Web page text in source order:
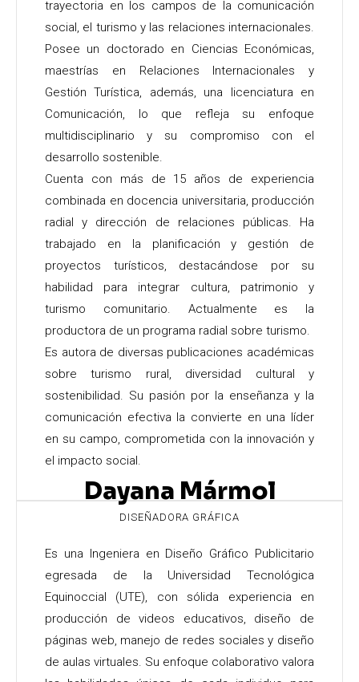
trayectoria en los campos de la comunicación
social, el turismo y las relaciones internacionales.
Posee un doctorado en Ciencias Económicas,
maestrías en Relaciones Internacionales y
Gestión Turística, además, una licenciatura en
Comunicación, lo que refleja su enfoque
multidisciplinario y su compromiso con el
desarrollo sostenible.
Cuenta con más de 15 años de experiencia
combinada en docencia universitaria, producción
radial y dirección de relaciones públicas. Ha
trabajado en la planificación y gestión de
proyectos turísticos, destacándose por su
habilidad para integrar cultura, patrimonio y
turismo comunitario. Actualmente es la
productora de un programa radial sobre turismo.
Es autora de diversas publicaciones académicas
sobre turismo rural, diversidad cultural y
sostenibilidad. Su pasión por la enseñanza y la
comunicación efectiva la convierte en una líder
en su campo, comprometida con la innovación y
el impacto social.
Dayana Mármol
DISEÑADORA GRÁFICA
Es una Ingeniera en Diseño Gráfico Publicitario
egresada de la Universidad Tecnológica
Equinoccial (UTE), con sólida experiencia en
producción de videos educativos, diseño de
páginas web, manejo de redes sociales y diseño
de aulas virtuales. Su enfoque colaborativo valora